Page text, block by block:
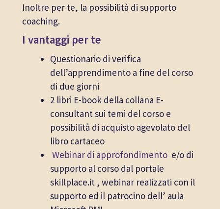
Inoltre per te, la possibilità di supporto
coaching.
I vantaggi per te
Questionario di verifica
dell’apprendimento a fine del corso
di due giorni
2 libri E-book della collana E-
consultant sui temi del corso e
possibilità di acquisto agevolato del
libro cartaceo
Webinar di approfondimento e/o di
supporto al corso dal portale
skillplace.it , webinar realizzati con il
supporto ed il patrocino dell’ aula